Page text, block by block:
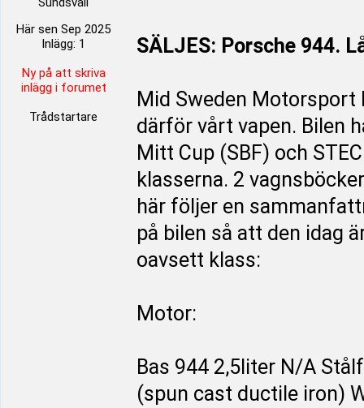
Här sen Sep 2025
Inlägg: 1
Ny på att skriva
inlägg i forumet
Trådstartare
SÄLJES: Porsche 944.
Mid Sweden
därför vårt vapen. Bilen
Mitt Cup (SBF) och
klasserna. 2
här följer en
på bilen så att den idag
oavsett klass:
Motor:
Bas 944 2,5liter N/A
(spun cast ductile iron)